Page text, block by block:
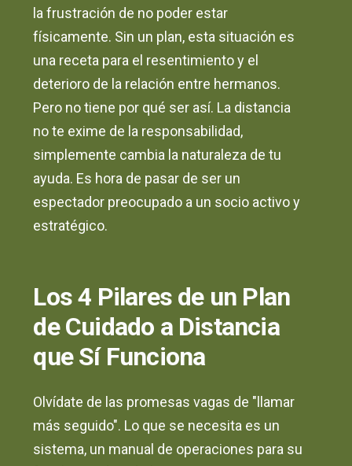
la frustración de no poder estar
físicamente. Sin un plan, esta situación es
una receta para el resentimiento y el
deterioro de la relación entre hermanos.
Pero no tiene por qué ser así. La distancia
no te exime de la responsabilidad,
simplemente cambia la naturaleza de tu
ayuda. Es hora de pasar de ser un
espectador preocupado a un socio activo y
estratégico.
Los 4 Pilares de un Plan
de Cuidado a Distancia
que Sí Funciona
Olvídate de las promesas vagas de "llamar
más seguido". Lo que se necesita es un
sistema, un manual de operaciones para su